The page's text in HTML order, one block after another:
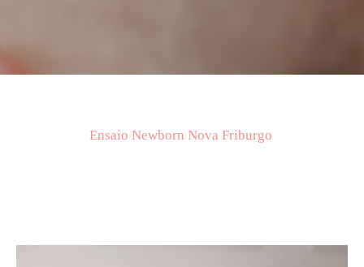
Ensaio Newborn Nova Friburgo